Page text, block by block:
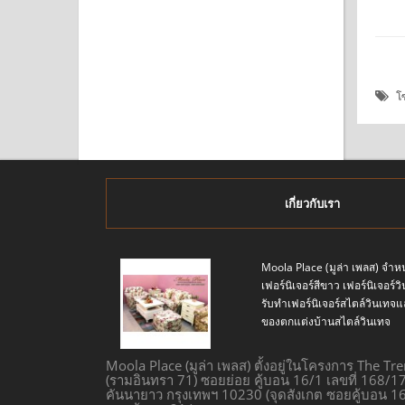
โ
เกี่ยวกับเรา
Moola Place (มูล่า เพลส) จำห
เฟอร์นิเจอร์สีขาว เฟอร์นิเจอร์
รับทำเฟอร์นิเจอร์สไตล์วินเท
ของตกแต่งบ้านสไตล์วินเทจ
Moola Place (มูล่า เพลส) ตั้งอยู่ในโครงการ The
(รามอินทรา 71) ซอยย่อย คู้บอน 16/1 เลขที่ 168/
คันนายาว กรุงเทพฯ 10230 (จุดสังเกต ซอยคู้บอน